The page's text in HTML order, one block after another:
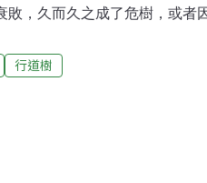
敗，久而久之成了危樹，或者
早已不良2024年11月康芮颱風
有許多是超過四、五十年的大
行道樹